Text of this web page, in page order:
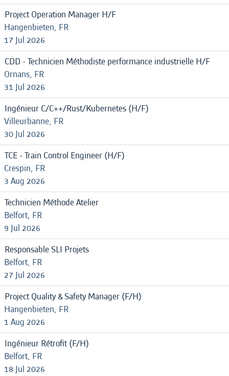
Project Operation Manager H/F
Hangenbieten, FR
17 Jul 2026
CDD - Technicien Méthodiste performance industrielle H/F
Ornans, FR
31 Jul 2026
Ingénieur C/C++/Rust/Kubernetes (H/F)
Villeurbanne, FR
30 Jul 2026
TCE - Train Control Engineer (H/F)
Crespin, FR
3 Aug 2026
Technicien Méthode Atelier
Belfort, FR
9 Jul 2026
Responsable SLI Projets
Belfort, FR
27 Jul 2026
Project Quality & Safety Manager (F/H)
Hangenbieten, FR
1 Aug 2026
Ingénieur Rétrofit (F/H)
Belfort, FR
18 Jul 2026